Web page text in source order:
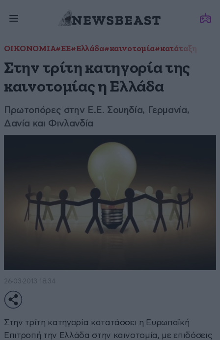
ΟΙΚΟΝΟΜΙΑ#ΕΕ#Ελλάδα#καινοτομία#κατάταξη
Στην τρίτη κατηγορία της
καινοτομίας η Ελλάδα
Πρωτοπόρες στην Ε.Ε. Σουηδία, Γερμανία,
Δανία και Φινλανδία
26·03·2013 18:34
Στην τρίτη κατηγορία κατατάσσει η Ευρωπαϊκή
Επιτροπή την Ελλάδα στην καινοτομία, με επιδόσεις